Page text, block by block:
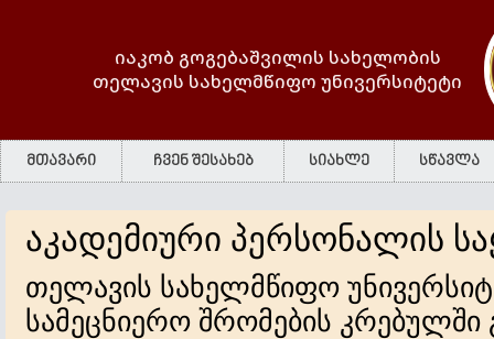
იაკობ გოგებაშვილის სახელობის
თელავის სახელმწიფო უნივერსიტეტი
მთავარი ჩვენ შესახებ სიახლე სწავლა
აკადემიური პერსონალის
თელავის სახელმწიფო
სამეცნიერო შრომების